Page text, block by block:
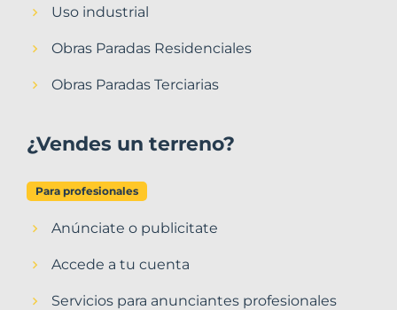
Uso industrial
Obras Paradas Residenciales
Obras Paradas Terciarias
¿Vendes un terreno?
Para profesionales
Anúnciate o publicitate
Accede a tu cuenta
Servicios para anunciantes profesionales